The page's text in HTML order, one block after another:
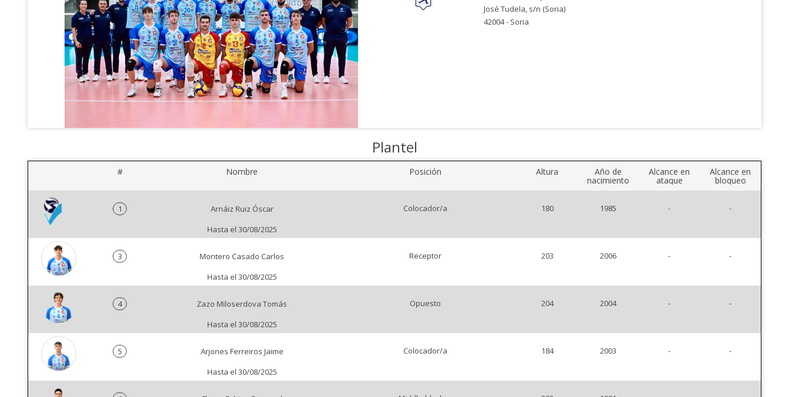
José Tudela, s/n (Soria)
42004 - Soria
Plantel
# Nombre Posición Altura Año de
nacimiento
Alcance en
ataque
Alcance en
bloqueo
1
Arnáiz Ruiz Óscar
Hasta el 30/08/2025
Colocador/a 180 1985 - -
3
Montero Casado Carlos
Hasta el 30/08/2025
Receptor 203 2006 - -
4
Zazo Miloserdova Tomás
Hasta el 30/08/2025
Opuesto 204 2004 - -
5
Arjones Ferreiros Jaime
Hasta el 30/08/2025
Colocador/a 184 2003 - -